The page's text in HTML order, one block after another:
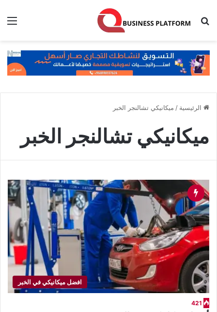
بحث عن
الرئيسية / ميكانيكي تشالنجر الخبر
ميكانيكي تشالنجر الخبر
افضل ميكانيكي في الخبر
421